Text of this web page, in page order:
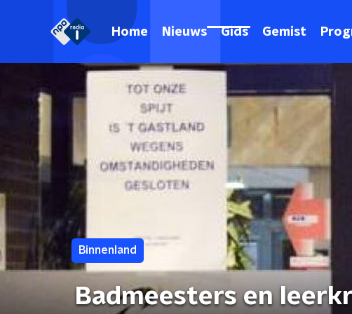
Home Nieuws Gids Gemist
Binnenland
Badmeesters en